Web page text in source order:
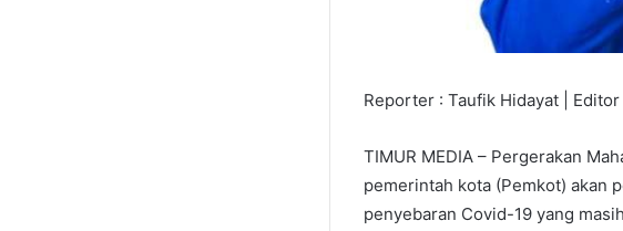
Reporter : Taufik Hidayat | Editor
TIMUR MEDIA – Pergerakan
pemerintah kota (Pemkot) akan
penyebaran Covid-19 yang